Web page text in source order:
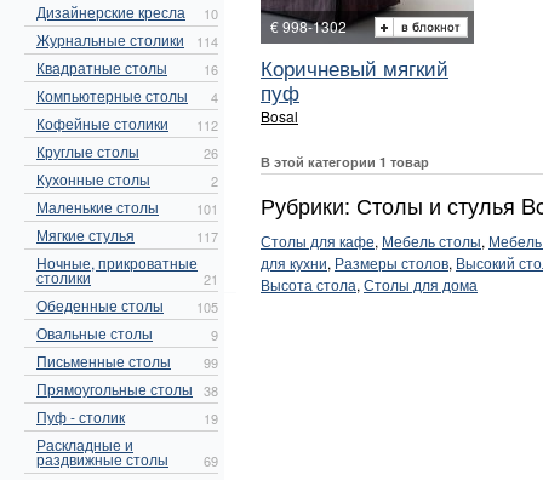
Дизайнерские кресла 10
Журнальные столики 114
Квадратные столы 16
Компьютерные столы 4
Кофейные столики 112
Круглые столы 26
Кухонные столы 2
Маленькие столы 101
Мягкие стулья 117
Ночные, прикроватные
столики 21
Обеденные столы 105
Овальные столы 9
Письменные столы 99
Прямоугольные столы 38
Пуф - столик 19
Раскладные и
раздвижные столы 69
€ 998-1302
Коричневый мягкий
пуф
Bosal
В этой категории 1 товар
Рубрики: Столы и стулья
Столы для кафе, Мебель столы, Мебель
для кухни, Размеры столов, Высокий
Высота стола, Столы для дома